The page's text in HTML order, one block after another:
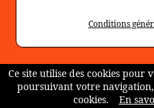
Conditions
Ce site utilise des cookies
poursuivant votre
cookies.
En